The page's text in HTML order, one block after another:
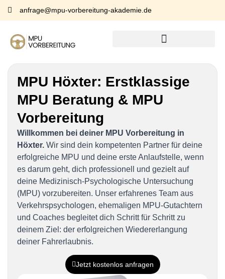
anfrage@mpu-vorbereitung-akademie.de
MPU Höxter: Erstklassige
MPU Beratung & MPU
Vorbereitung
Willkommen bei deiner MPU Vorbereitung in
Höxter. Wir sind dein kompetenten Partner für deine
erfolgreiche MPU und deine erste Anlaufstelle, wenn
es darum geht, dich professionell und gezielt auf
deine Medizinisch-Psychologische Untersuchung
(MPU) vorzubereiten. Unser erfahrenes Team aus
Verkehrspsychologen, ehemaligen MPU-Gutachtern
und Coaches begleitet dich Schritt für Schritt zu
deinem Ziel: der erfolgreichen Wiedererlangung
deiner Fahrerlaubnis.
Jetzt kostenlos anfragen